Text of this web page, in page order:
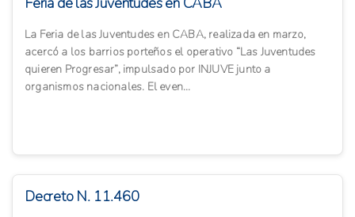
La Feria de las Juventudes en CABA, realizada en marzo,
acercó a los barrios porteños el operativo “Las Juventudes
quieren Progresar”, impulsado por INJUVE junto a
organismos nacionales. El even...
Decreto N. 11.460